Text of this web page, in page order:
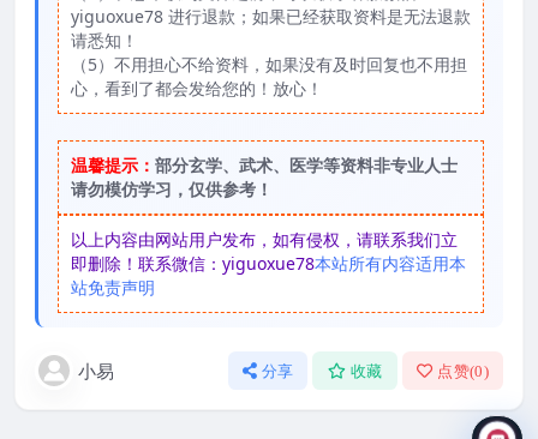
yiguoxue78 进行退款；如果已经获取资料是无法退款
请悉知！
（5）不用担心不给资料，如果没有及时回复也不用担
心，看到了都会发给您的！放心！
温馨提示： 部分玄学、武术、医学等资料非专业人士
请勿模仿学习，仅供参考！
以上内容由网站用户发布，如有侵权，请联系我们立
即删除！联系微信：yiguoxue78本站所有内容适用本
站免责声明
小易 分享 收藏 点赞(0)